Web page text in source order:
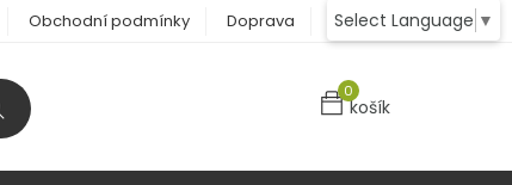
Select Language ▼
Obchodní podmínky Doprava Kontakt
0
košík